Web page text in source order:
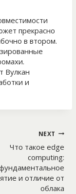
прекрасно
в втором.
Вулкан
и
NEXT
Что такое edge
computing:
и отличие от
облака